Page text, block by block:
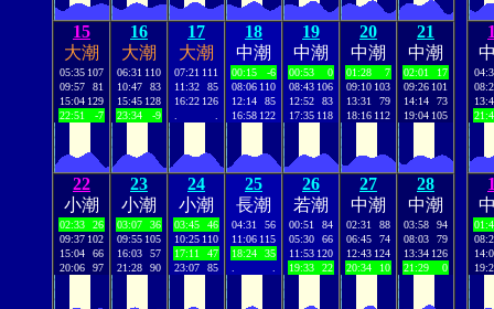
15
大潮
05:35 107
09:57
81
15:04 129
22:51
-7
16
大潮
06:31 110
10:47
83
15:45 128
23:34
-9
17
大潮
07:21 111
11:32
85
16:22 126
18
中潮
00:15
-6
08:06 110
12:14
85
16:58 122
19
中潮
00:53
0
08:43 106
12:52
83
17:35 118
20
中潮
01:28
7
09:10 103
13:31
79
18:16 112
21
中潮
02:01
17
09:26 101
14:14
73
19:04 105
22
小潮
02:33
26
09:37 102
15:04
66
20:06
97
23
小潮
03:07
36
09:55 105
16:03
57
21:28
90
24
小潮
03:45
46
10:25 110
17:11
47
23:07
85
25
長潮
04:31
56
11:06 115
18:24
35
26
若潮
00:51
84
05:30
66
11:53 120
19:33
22
27
中潮
02:31
88
06:45
74
12:43 124
20:34
10
28
中潮
03:58
94
08:03
79
13:34 126
21:29
0